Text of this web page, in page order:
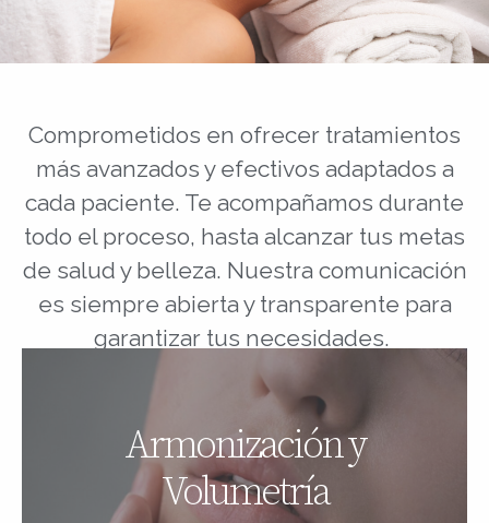
Comprometidos en ofrecer tratamientos
más avanzados y efectivos adaptados a
cada paciente. Te acompañamos durante
todo el proceso, hasta alcanzar tus metas
de salud y belleza. Nuestra comunicación
es siempre abierta y transparente para
garantizar tus necesidades.
Armonización y
Volumetría